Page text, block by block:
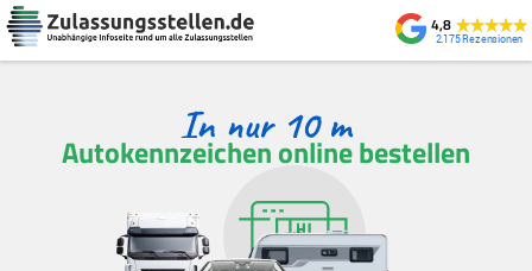
4,8
2.175
Autokennzeichen online bestellen